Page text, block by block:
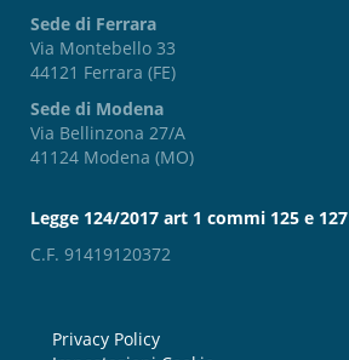
Sede di Ferrara
Via Montebello 33
44121 Ferrara (FE)
Sede di Modena
Via Bellinzona 27/A
41124 Modena (MO)
Legge 124/2017 art 1 commi 125 e 127
C.F. 91419120372
Privacy Policy